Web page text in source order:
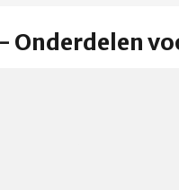
Onderdelen